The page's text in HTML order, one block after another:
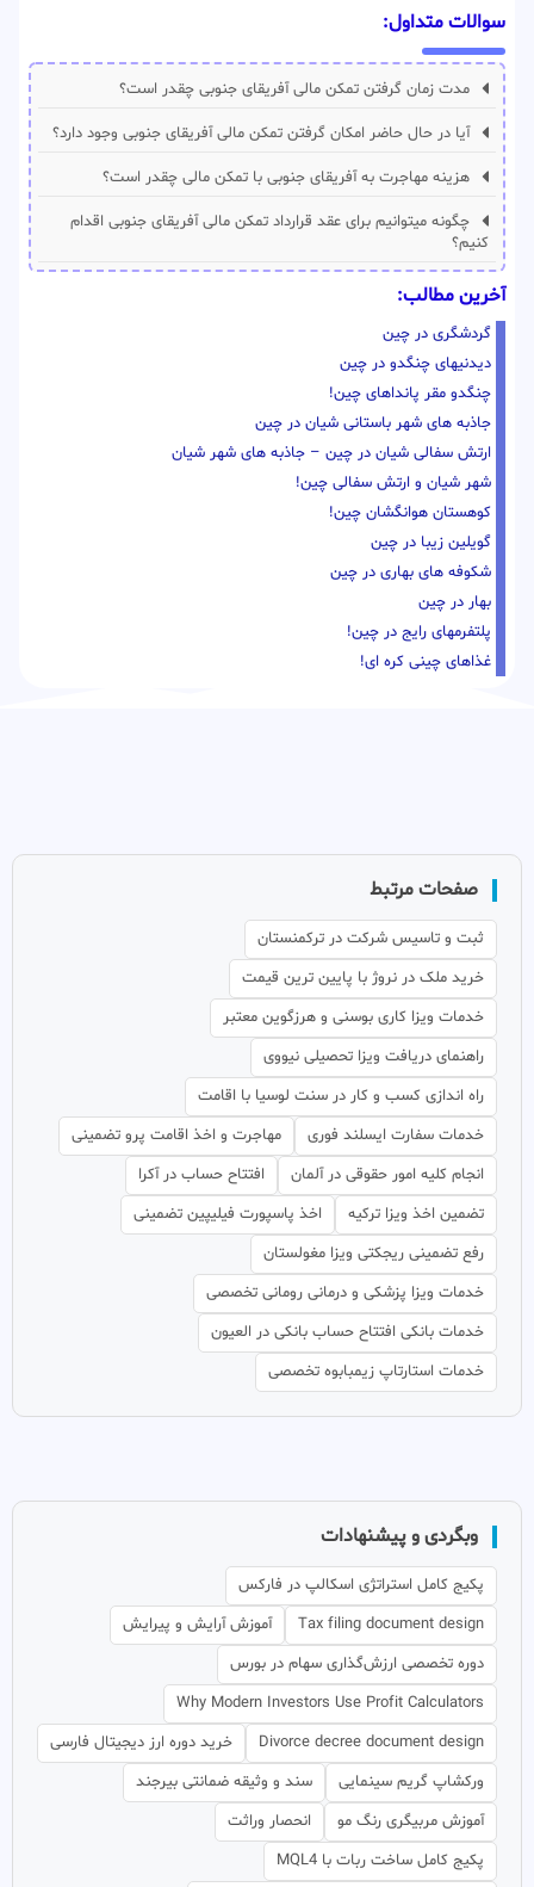
سوالات متداول:
مدت زمان گرفتن تمکن مالی آفریقای جنوبی چقدر است؟
آیا در حال حاضر امکان گرفتن تمکن مالی آفریقای جنوبی وجود دارد؟
هزینه مهاجرت به آفریقای جنوبی با تمکن مالی چقدر است؟
چگونه میتوانیم برای عقد قرارداد تمکن مالی آفریقای جنوبی اقدام
کنیم؟
آخرین مطالب:
گردشگری در چین
دیدنیهای چنگدو در چین
چنگدو مقر پانداهای چین!
جاذبه های شهر باستانی شیان در چین
ارتش سفالی شیان در چین – جاذبه های شهر شیان
شهر شیان و ارتش سفالی چین!
کوهستان هوانگشان چین!
گویلین زیبا در چین
شکوفه های بهاری در چین
بهار در چین
پلتفرمهای رایج در چین!
غذاهای چینی کره ای!
صفحات مرتبط
ثبت و تاسیس شرکت در ترکمنستان
خرید ملک در نروژ با پایین ترین قیمت
خدمات ویزا کاری بوسنی و هرزگوین معتبر
راهنمای دریافت ویزا تحصیلی نیووی
راه اندازی کسب و کار در سنت لوسیا با اقامت
خدمات سفارت ایسلند فوری
مهاجرت و اخذ اقامت پرو تضمینی
انجام کلیه امور حقوقی در آلمان
افتتاح حساب در آکرا
تضمین اخذ ویزا ترکیه
اخذ پاسپورت فیلیپین تضمینی
رفع تضمینی ریجکتی ویزا مغولستان
خدمات ویزا پزشکی و درمانی رومانی تخصصی
خدمات بانکی افتتاح حساب بانکی در العیون
خدمات استارتاپ زیمبابوه تخصصی
وبگردی و پیشنهادات
پکیج کامل استراتژی اسکالپ در فارکس
Tax filing document design
آموزش آرایش و پیرایش
دوره تخصصی ارزش‌گذاری سهام در بورس
Why Modern Investors Use Profit Calculators
Divorce decree document design
خرید دوره ارز دیجیتال فارسی
ورکشاپ گریم سینمایی
سند و وثیقه ضمانتی بیرجند
آموزش مربیگری رنگ مو
انحصار وراثت
پکیج کامل ساخت ربات با MQL4